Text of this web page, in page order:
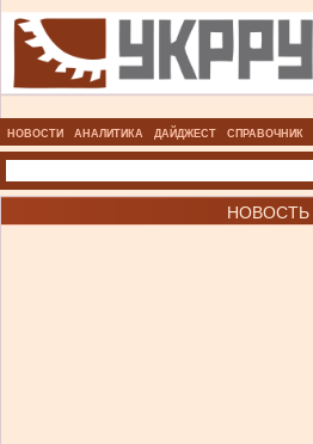
НОВОСТИ АНАЛИТИКА ДАЙДЖЕСТ СПРАВОЧНИК
НОВОСТЬ